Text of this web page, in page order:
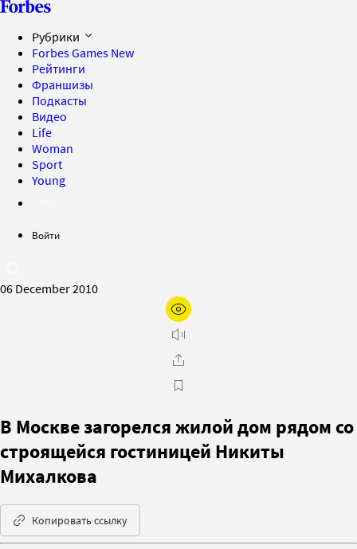
Рубрики
Forbes Games New
Рейтинги
Франшизы
Подкасты
Видео
Life
Woman
Sport
Young
Войти
06 December 2010
В Москве загорелся жилой дом рядом со
строящейся гостиницей Никиты
Михалкова
Копировать ссылку